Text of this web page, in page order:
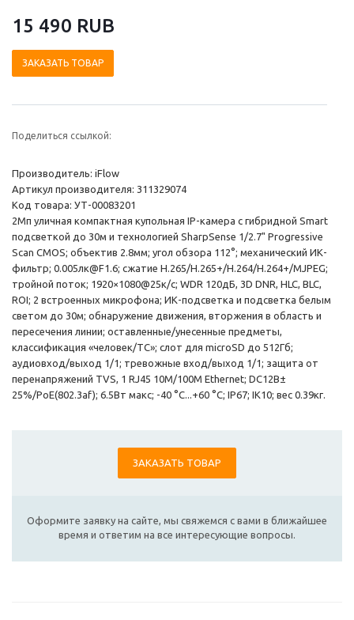
15 490 RUB
ЗАКАЗАТЬ ТОВАР
Поделиться ссылкой:
Производитель: iFlow
Артикул производителя: 311329074
Код товара: УТ-00083201
2Мп уличная компактная купольная IP-камера с гибридной Smart
подсветкой до 30м и технологией SharpSense 1/2.7" Progressive
Scan CMOS; объектив 2.8мм; угол обзора 112°; механический ИК-
фильтр; 0.005лк@F1.6; сжатие H.265/H.265+/H.264/H.264+/MJPEG;
тройной поток; 1920×1080@25к/с; WDR 120дБ, 3D DNR, HLC, BLC,
ROI; 2 встроенных микрофона; ИК-подсветка и подсветка белым
светом до 30м; обнаружение движения, вторжения в область и
пересечения линии; оставленные/унесенные предметы,
классификация «человек/ТС»; слот для microSD до 512Гб;
аудиовход/выход 1/1; тревожные вход/выход 1/1; защита от
перенапряжений TVS, 1 RJ45 10M/100M Ethernet; DC12В±
25%/PoE(802.3af); 6.5Вт макс; -40 °C...+60 °C; IP67; IK10; вес 0.39кг.
ЗАКАЗАТЬ ТОВАР
Оформите заявку на сайте, мы свяжемся с вами в ближайшее
время и ответим на все интересующие вопросы.